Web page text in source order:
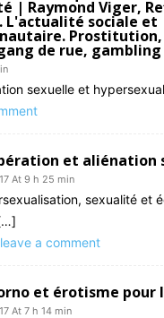
| Raymond Viger,
L'actualité sociale et
Prostitution,
de rue, gambling
sexuelle et
et aliénation
At 9 h 25 min
sexualité et
a comment
et érotisme pour
At 7 h 14 min